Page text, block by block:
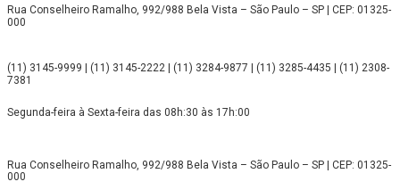
Rua Conselheiro Ramalho, 992/988 Bela Vista – São Paulo – SP | CEP: 01325-
000
(11) 3145-9999 | (11) 3145-2222 | (11) 3284-9877 | (11) 3285-4435 | (11) 2308-
7381
Segunda-feira à Sexta-feira das 08h:30 às 17h:00
Rua Conselheiro Ramalho, 992/988 Bela Vista – São Paulo – SP | CEP: 01325-
000